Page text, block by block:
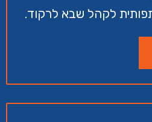
לקהל שבא לרקוד.